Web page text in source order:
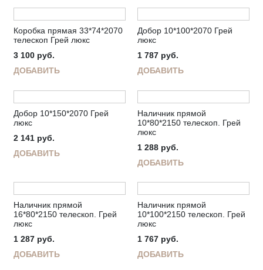
Коробка прямая 33*74*2070
телескоп Грей люкс
3 100 руб.
ДОБАВИТЬ
Добор 10*100*2070 Грей
люкс
1 787 руб.
ДОБАВИТЬ
Добор 10*150*2070 Грей
люкс
2 141 руб.
ДОБАВИТЬ
Наличник прямой
10*80*2150 телескоп. Грей
люкс
1 288 руб.
ДОБАВИТЬ
Наличник прямой
16*80*2150 телескоп. Грей
люкс
1 287 руб.
ДОБАВИТЬ
Наличник прямой
10*100*2150 телескоп. Грей
люкс
1 767 руб.
ДОБАВИТЬ